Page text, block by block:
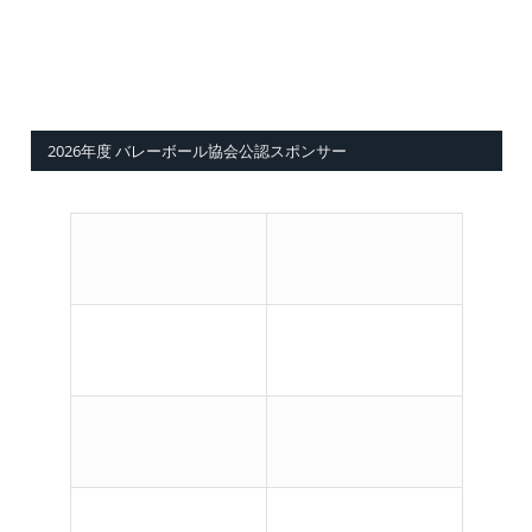
2026年度 バレーボール協会公認スポンサー